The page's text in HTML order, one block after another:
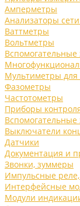
Амперметры
Анализаторы
Ваттметры
Вольтметры
Мультиметры
Фазометры
Частотометры
Приборы
Выключатели
Датчики
Документация и
Звонки, зуммеры
Импульсные
Интерфейсные
Модули